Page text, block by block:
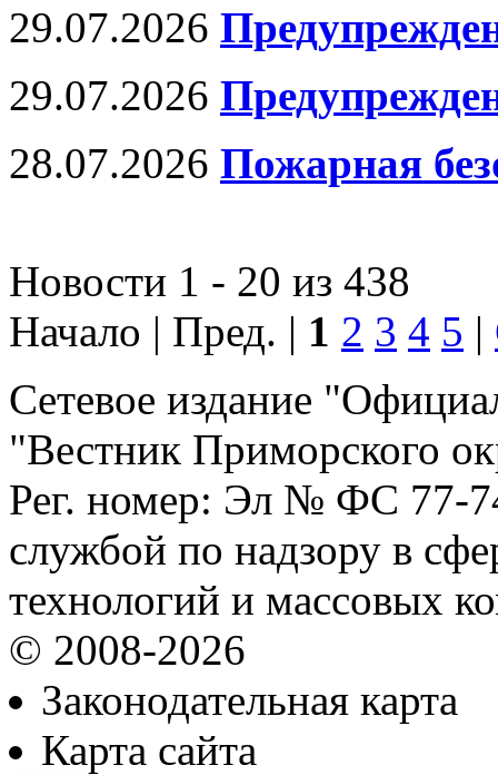
29.07.2026
29.07.2026
28.07.2026 Пожарная
Новости 1 - 20 из 438
Начало | Пред. | 1 2 3 4 5 |
Сетевое издание
"Вестник Приморского
Рег. номер: Эл № ФС 77-
службой по надзору в
технологий и массовых
© 2008-2026
Законодательная карта
Карта сайта